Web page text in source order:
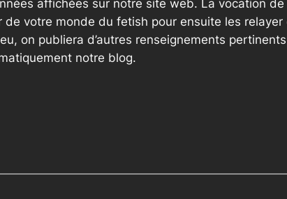
affichées sur notre site web. La vocation de
votre monde du fetish pour ensuite les relayer
on publiera d’autres renseignements
notre blog.